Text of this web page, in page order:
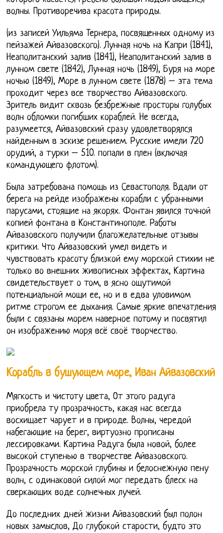
волны. Противоречива красота природы.
(из записей Уильяма Тернера, посвященных одному из
пейзажей Айвазовского). Лунная ночь на Капри (1841),
Неаполитанский залив (1841), Неаполитанский залив в
лунном свете (1842), Лунная ночь (1849), Буря на море
ночью (1849), Море в лунном свете (1878) – эта тема
проходит через все творчество Айвазовского.
Зритель видит сквозь безбрежные просторы голубых
волн обломки погибших кораблей. Не всегда,
разумеется, Айвазовский сразу удовлетворялся
найденным в эскизе решением. Русские имели 720
орудий, а турки – 510. попали в плен (включая
командующего флотом).
Была затребована помощь из Севастополя. Вдали от
берега на рейде изображены корабли с убранными
парусами, стоящие на якорях. Фонтан явился точной
копией фонтана в Константинополе. Работы
Айвазовского получили благожелательные отзывы
критики. Что Айвазовский умел видеть и
чувствовать красоту близкой ему морской стихии не
только во внешних живописных эффектах, Картина
свидетельствует о том, в ясно ощутимой
потенциальной мощи ее, но и в едва уловимом
ритме строгом ее дыхания. Самые яркие впечатления
были с связаны морем наверное потому и посвятил
он изображению моря всё своё творчество.
Корабль в бушующем море, Иван Айвазовский
Мягкость и чистоту цвета, От этого радуга
приобрела ту прозрачность, какая нас всегда
восхищает чарует и в природе. Волны, чередой
набегающие на берег, виртуозно прописаны
лессировками. Картина Радуга была новой, более
высокой ступенью в творчестве Айвазовского.
Прозрачность морской глубины и белоснежную пену
волн, с одинаковой силой мог передать блеск на
сверкающих воде солнечных лучей.
До последних дней жизни Айвазовский был полон
новых замыслов, До глубокой старости, будто это